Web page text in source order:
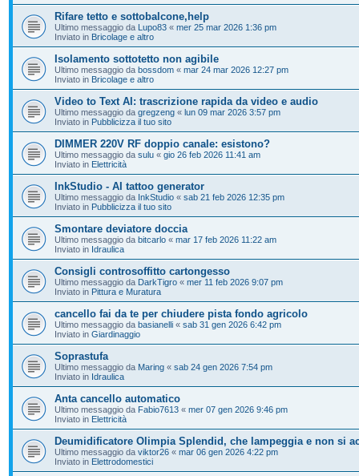
Rifare tetto e sottobalcone,help
Ultimo messaggio da Lupo83 « mer 25 mar 2026 1:36 pm
Inviato in Bricolage e altro
Isolamento sottotetto non agibile
Ultimo messaggio da bossdom « mar 24 mar 2026 12:27 pm
Inviato in Bricolage e altro
Video to Text AI: trascrizione rapida da video e audio
Ultimo messaggio da gregzeng « lun 09 mar 2026 3:57 pm
Inviato in Pubblicizza il tuo sito
DIMMER 220V RF doppio canale: esistono?
Ultimo messaggio da sulu « gio 26 feb 2026 11:41 am
Inviato in Elettricità
InkStudio - AI tattoo generator
Ultimo messaggio da InkStudio « sab 21 feb 2026 12:35 pm
Inviato in Pubblicizza il tuo sito
Smontare deviatore doccia
Ultimo messaggio da bitcarlo « mar 17 feb 2026 11:22 am
Inviato in Idraulica
Consigli controsoffitto cartongesso
Ultimo messaggio da DarkTigro « mer 11 feb 2026 9:07 pm
Inviato in Pittura e Muratura
cancello fai da te per chiudere pista fondo agricolo
Ultimo messaggio da basianelli « sab 31 gen 2026 6:42 pm
Inviato in Giardinaggio
Soprastufa
Ultimo messaggio da Maring « sab 24 gen 2026 7:54 pm
Inviato in Idraulica
Anta cancello automatico
Ultimo messaggio da Fabio7613 « mer 07 gen 2026 9:46 pm
Inviato in Elettricità
Deumidificatore Olimpia Splendid, che lampeggia e non si
Ultimo messaggio da viktor26 « mar 06 gen 2026 4:22 pm
Inviato in Elettrodomestici